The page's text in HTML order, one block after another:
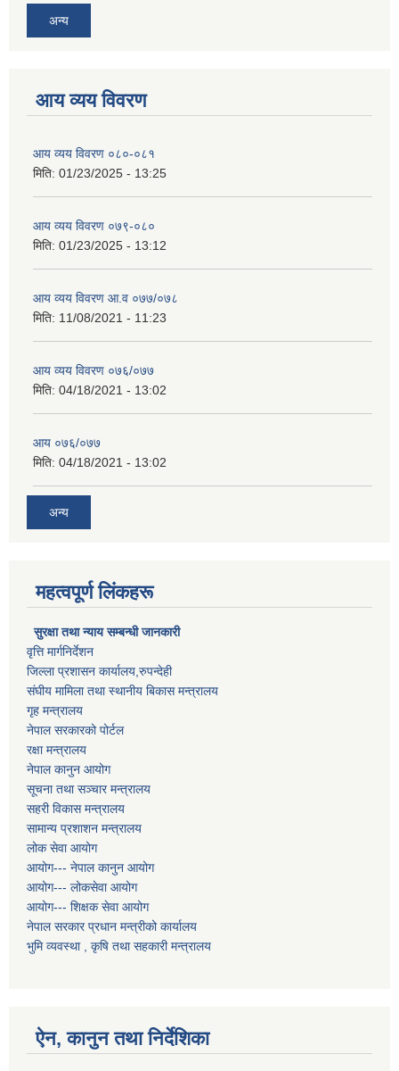
अन्य
आय व्यय विवरण
आय व्यय विवरण ०८०-०८१
मिति: 01/23/2025 - 13:25
आय व्यय विवरण ०७९-०८०
मिति: 01/23/2025 - 13:12
आय व्यय विवरण आ.व ०७७/०७८
मिति: 11/08/2021 - 11:23
आय व्यय विवरण ०७६/०७७
मिति: 04/18/2021 - 13:02
आय ०७६/०७७
मिति: 04/18/2021 - 13:02
अन्य
महत्वपूर्ण लिंकहरू
सुरक्षा तथा न्याय सम्बन्धी जानकारी
वृत्ति मार्गनिर्देशन
जिल्ला प्रशासन कार्यालय,रुपन्देही
संघीय मामिला तथा स्थानीय बिकास मन्त्रालय
गृह मन्त्रालय
नेपाल सरकारको पोर्टल
रक्षा मन्त्रालय
नेपाल कानुन आयोग
सूचना तथा सञ्चार मन्त्रालय
सहरी विकास मन्त्रालय
सामान्य प्रशाशन मन्त्रालय
लोक सेवा आयोग
आयोग--- नेपाल कानुन आयोग
आयोग--- लोकसेवा आयोग
आयोग--- शिक्षक सेवा आयोग
नेपाल सरकार प्रधान मन्त्रीको कार्यालय
भुमि व्यवस्था , कृषि तथा सहकारी मन्त्रालय
ऐन, कानुन तथा निर्देशिका